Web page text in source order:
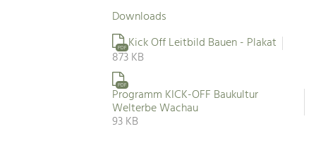
Downloads
PDF Kick Off Leitbild Bauen - Plakat
873 KB
PDF
Programm KICK-OFF Baukultur
Welterbe Wachau
93 KB